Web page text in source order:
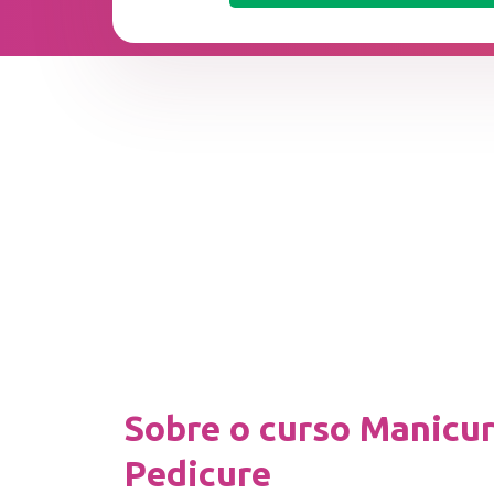
Sobre o curso
Pedicure